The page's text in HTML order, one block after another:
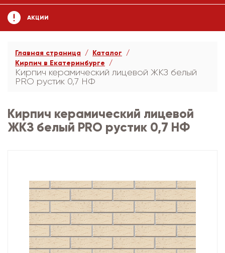
АКЦИИ
Главная страница
Каталог
Кирпич в Екатеринбурге
Кирпич керамический лицевой ЖКЗ белый
PRO рустик 0,7 НФ
Кирпич керамический лицевой
ЖКЗ белый PRO рустик 0,7 НФ